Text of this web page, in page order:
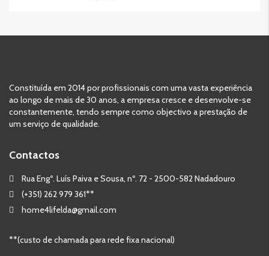
Constituída em 2014 por profissionais com uma vasta experiência
ao longo de mais de 30 anos, a empresa cresce e desenvolve-se
constantemente, tendo sempre como objectivo a prestação de
um serviço de qualidade.
Contactos
Rua Engº. Luís Paiva e Sousa, nº. 72 - 2500-582 Nadadouro
(+351) 262 979 361**
home4lifelda@gmail.com
**(custo de chamada para rede fixa nacional)